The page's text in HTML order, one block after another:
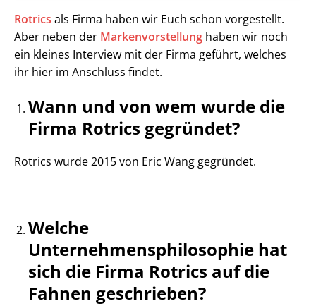
Rotrics als Firma haben wir Euch schon vorgestellt.
Aber neben der Markenvorstellung haben wir noch
ein kleines Interview mit der Firma geführt, welches
ihr hier im Anschluss findet.
Wann und von wem wurde die
Firma Rotrics gegründet?
Rotrics wurde 2015 von Eric Wang gegründet.
Welche
Unternehmensphilosophie hat
sich die Firma Rotrics auf die
Fahnen geschrieben?